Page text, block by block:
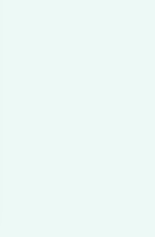
利用料をカ